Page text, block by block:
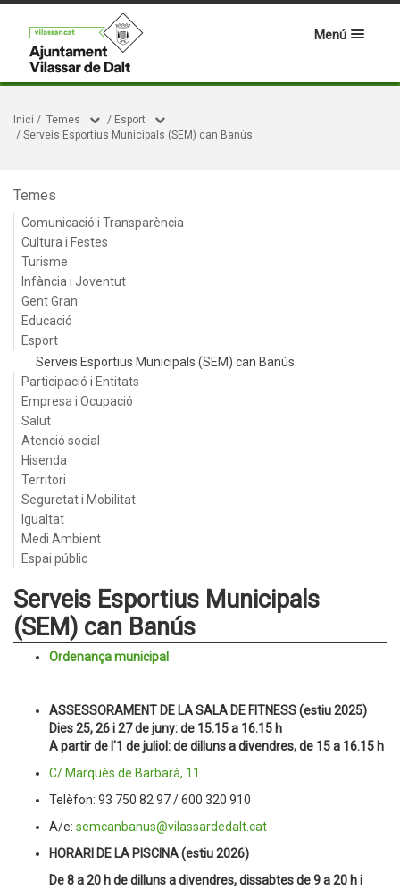
Menú
Inici / Temes / Esport
/ Serveis Esportius Municipals (SEM) can Banús
Temes
Comunicació i Transparència
Cultura i Festes
Turisme
Infància i Joventut
Gent Gran
Educació
Esport
Serveis Esportius Municipals (SEM) can Banús
Participació i Entitats
Empresa i Ocupació
Salut
Atenció social
Hisenda
Territori
Seguretat i Mobilitat
Igualtat
Medi Ambient
Espai públic
Serveis Esportius Municipals
(SEM) can Banús
Ordenança municipal
ASSESSORAMENT DE LA SALA DE FITNESS (estiu 2025)
Dies 25, 26 i 27 de juny: de 15.15 a 16.15 h
A partir de l'1 de juliol: de dilluns a divendres, de 15 a 16.15 h
C/ Marquès de Barbarà, 11
Telèfon: 93 750 82 97 / 600 320 910
A/e: semcanbanus@vilassardedalt.cat
HORARI DE LA PISCINA (estiu 2026)
De 8 a 20 h de dilluns a divendres, dissabtes de 9 a 20 h i